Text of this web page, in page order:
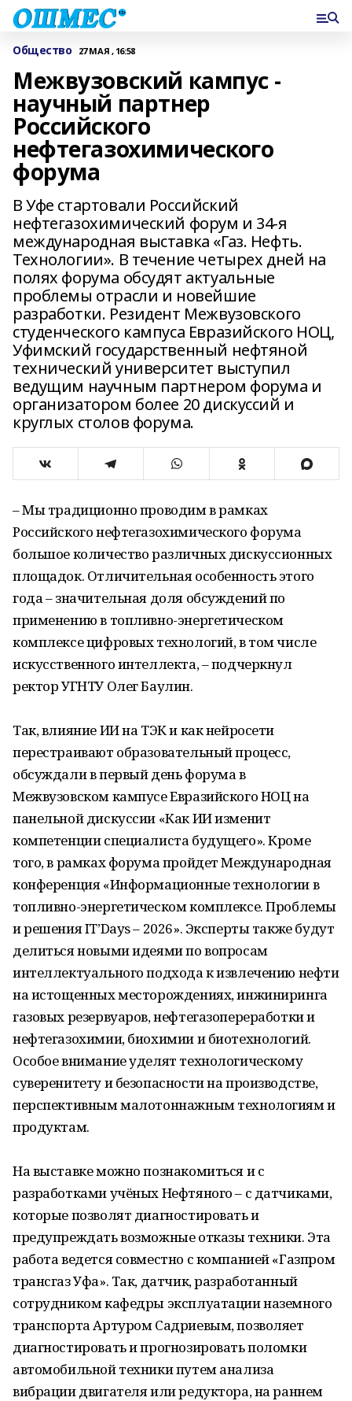
Общество 27 МАЯ , 16:58
Межвузовский кампус -
научный партнер
Российского
нефтегазохимического
форума
В Уфе стартовали Российский
нефтегазохимический форум и 34-я
международная выставка «Газ. Нефть.
Технологии». В течение четырех дней на
полях форума обсудят актуальные
проблемы отрасли и новейшие
разработки. Резидент Межвузовского
студенческого кампуса Евразийского НОЦ,
Уфимский государственный нефтяной
технический университет выступил
ведущим научным партнером форума и
организатором более 20 дискуссий и
круглых столов форума.
– Мы традиционно проводим в рамках
Российского нефтегазохимического форума
большое количество различных дискуссионных
площадок. Отличительная особенность этого
года – значительная доля обсуждений по
применению в топливно-энергетическом
комплексе цифровых технологий, в том числе
искусственного интеллекта, – подчеркнул
ректор УГНТУ Олег Баулин.
Так, влияние ИИ на ТЭК и как нейросети
перестраивают образовательный процесс,
обсуждали в первый день форума в
Межвузовском кампусе Евразийского НОЦ на
панельной дискуссии «Как ИИ изменит
компетенции специалиста будущего». Кроме
того, в рамках форума пройдет Международная
конференция «Информационные технологии в
топливно-энергетическом комплексе. Проблемы
и решения IT’Days – 2026». Эксперты также будут
делиться новыми идеями по вопросам
интеллектуального подхода к извлечению нефти
на истощенных месторождениях, инжиниринга
газовых резервуаров, нефтегазопереработки и
нефтегазохимии, биохимии и биотехнологий.
Особое внимание уделят технологическому
суверенитету и безопасности на производстве,
перспективным малотоннажным технологиям и
продуктам.
На выставке можно познакомиться и с
разработками учёных Нефтяного – с датчиками,
которые позволят диагностировать и
предупреждать возможные отказы техники. Эта
работа ведется совместно с компанией «Газпром
трансгаз Уфа». Так, датчик, разработанный
сотрудником кафедры эксплуатации наземного
транспорта Артуром Садриевым, позволяет
диагностировать и прогнозировать поломки
автомобильной техники путем анализа
вибрации двигателя или редуктора, на раннем